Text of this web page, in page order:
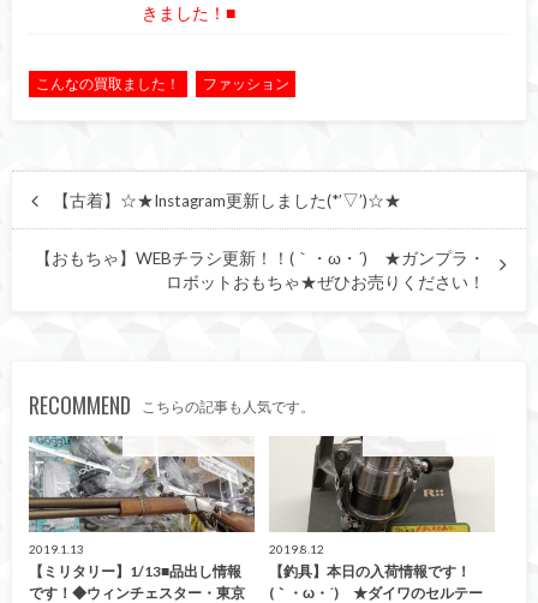
きました！■
こんなの買取ました！ ファッション
【古着】☆★Instagram更新しました(*’▽’)☆★
【おもちゃ】WEBチラシ更新！！(｀・ω・´)ゞ★ガンプラ・
ロボットおもちゃ★ぜひお売りください！
RECOMMEND こちらの記事も人気です。
2019.1.13
【ミリタリー】1/13■品出し情報
です！◆ウィンチェスター・東京
2019.8.12
【釣具】本日の入荷情報です！
(｀・ω・´)ゞ★ダイワのセルテー